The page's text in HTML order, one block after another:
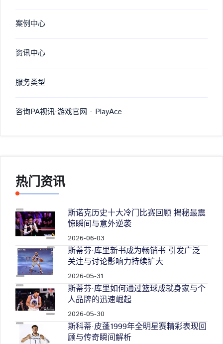
案例中心
资讯中心
服务类型
咨询PA视讯·游戏官网 - PlayAce
热门资讯
斯诺克历史十大冷门比赛回顾 揭秘最震
惊瞬间与意外逆袭
2026-06-03
斯蒂芬·库里新书成为畅销书 引发广泛
关注与讨论影响力持续扩大
2026-05-31
斯蒂芬·库里如何通过篮球成就身家与个
人品牌的迅速崛起
2026-05-30
斯科蒂·皮蓬1999年全明星赛精彩表现回
顾与传奇瞬间解析